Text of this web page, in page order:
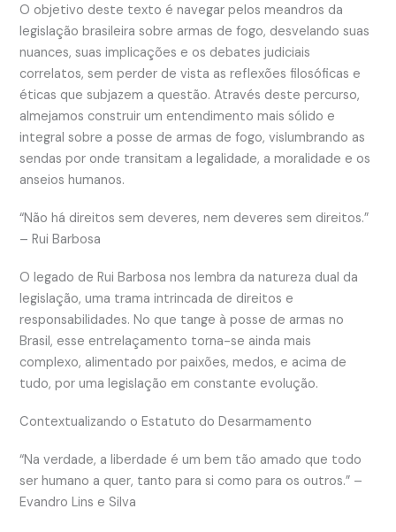
O objetivo deste texto é navegar pelos meandros da
legislação brasileira sobre armas de fogo, desvelando suas
nuances, suas implicações e os debates judiciais
correlatos, sem perder de vista as reflexões filosóficas e
éticas que subjazem a questão. Através deste percurso,
almejamos construir um entendimento mais sólido e
integral sobre a posse de armas de fogo, vislumbrando as
sendas por onde transitam a legalidade, a moralidade e os
anseios humanos.
“Não há direitos sem deveres, nem deveres sem direitos.”
– Rui Barbosa
O legado de Rui Barbosa nos lembra da natureza dual da
legislação, uma trama intrincada de direitos e
responsabilidades. No que tange à posse de armas no
Brasil, esse entrelaçamento torna-se ainda mais
complexo, alimentado por paixões, medos, e acima de
tudo, por uma legislação em constante evolução.
Contextualizando o Estatuto do Desarmamento
“Na verdade, a liberdade é um bem tão amado que todo
ser humano a quer, tanto para si como para os outros.” –
Evandro Lins e Silva